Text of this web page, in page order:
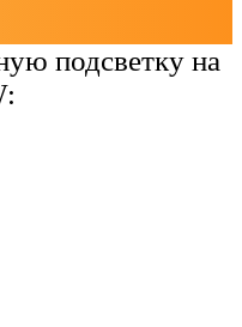
подсветку на